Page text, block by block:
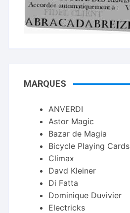
MARQUES
ANVERDI
Astor Magic
Bazar de Magia
Bicycle Playing Cards
Climax
Davd Kleiner
Di Fatta
Dominique Duvivier
Electricks